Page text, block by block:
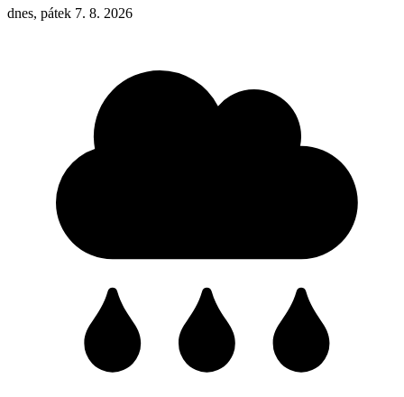
dnes, pátek 7. 8. 2026